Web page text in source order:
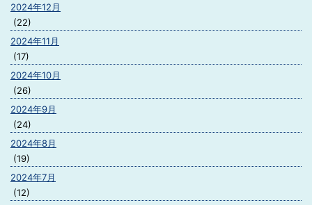
2024年12月
(22)
2024年11月
(17)
2024年10月
(26)
2024年9月
(24)
2024年8月
(19)
2024年7月
(12)